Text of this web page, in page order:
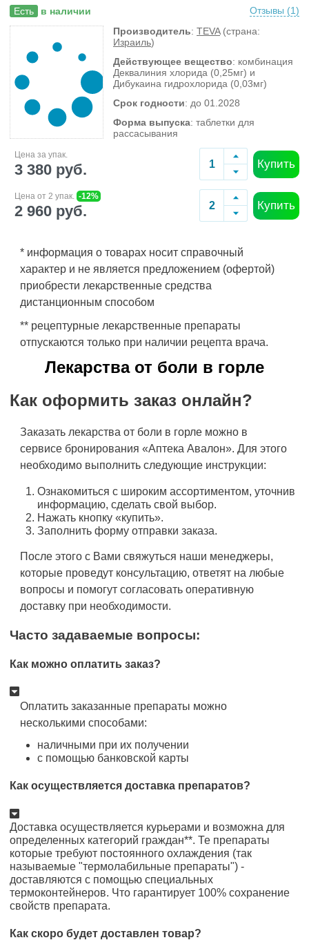
Есть в наличии Отзывы (1)
Производитель: TEVA(страна:
Израиль)
Действующее вещество: комбинация
Деквалиния хлорида (0,25мг) и
Дибукаина гидрохлорида (0,03мг)
Срок годности: до 01.2028
Форма выпуска: таблетки для
рассасывания
Цена за упак.
3 380 руб. Купить
Цена от 2 упак. -12%
2 960 руб. Купить
* информация о товарах носит справочный
характер и не является предложением (офертой)
приобрести лекарственные средства
дистанционным способом
** рецептурные лекарственные препараты
отпускаются только при наличии рецепта врача.
Лекарства от боли в горле
Как оформить заказ онлайн?
Заказать лекарства от боли в горле можно в
сервисе бронирования «Аптека Авалон». Для этого
необходимо выполнить следующие инструкции:
Ознакомиться с широким ассортиментом, уточнив
информацию, сделать свой выбор.
Нажать кнопку «купить».
Заполнить форму отправки заказа.
После этого с Вами свяжуться наши менеджеры,
которые проведут консультацию, ответят на любые
вопросы и помогут согласовать оперативную
доставку при необходимости.
Часто задаваемые вопросы:
Как можно оплатить заказ?
Оплатить заказанные препараты можно
несколькими способами:
наличными при их получении
с помощью банковской карты
Как осуществляется доставка препаратов?
Доставка осуществляется курьерами и возможна для
определенных категорий граждан**. Те препараты
которые требуют постоянного охлаждения (так
называемые "термолабильные препараты") -
доставляются с помощью специальных
термоконтейнеров. Что гарантирует 100% сохранение
свойств препарата.
Как скоро будет доставлен товар?